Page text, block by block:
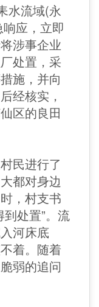
水流域(永
应，立即
涉事企业
处置，采
施，并向
经核实，
区的良田
民进行了
都对身边
，村支书
处置”。流
河床底
着。随着
弱的追问